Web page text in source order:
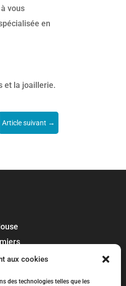
aux cookies
des technologies telles que les
vous
en
et la joaillerie.
Article suivant →